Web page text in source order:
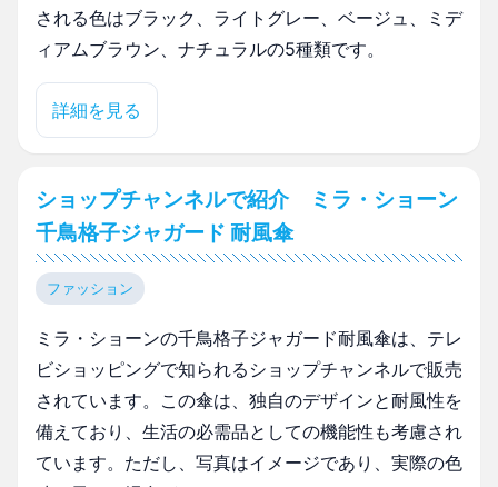
される色はブラック、ライトグレー、ベージュ、ミデ
ィアムブラウン、ナチュラルの5種類です。
詳細を見る
ショップチャンネルで紹介 ミラ・ショーン
千鳥格子ジャガード 耐風傘
ファッション
ミラ・ショーンの千鳥格子ジャガード耐風傘は、テレ
ビショッピングで知られるショップチャンネルで販売
されています。この傘は、独自のデザインと耐風性を
備えており、生活の必需品としての機能性も考慮され
ています。ただし、写真はイメージであり、実際の色